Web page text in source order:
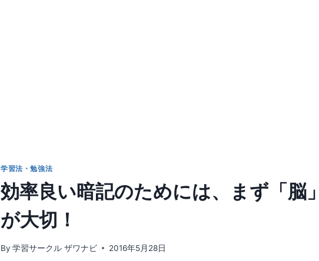
学習法・勉強法
効率良い暗記のためには、まず「脳
が大切！
By 学習サークル ザワナビ 2016年5月28日